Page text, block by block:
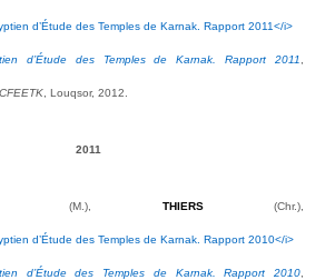
d’Étude des Temples de Karnak. Rapport 2011
, Louqsor, 2012.
2011
THIERS(Chr.),
d’Étude des Temples de Karnak. Rapport 2010